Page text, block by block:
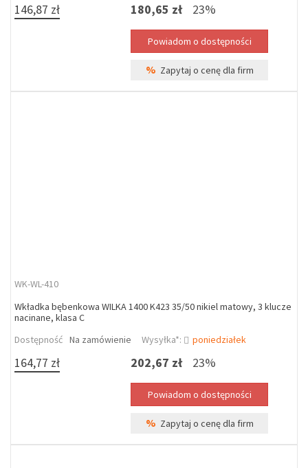
146,87 zł 180,65 zł 23%
% Zapytaj o cenę dla firm
WK-WL-410
Wkładka bębenkowa WILKA 1400 K423 35/50 nikiel matowy, 3 klucze
nacinane, klasa C
Dostępność Na zamówienie Wysyłka*: poniedziałek
164,77 zł 202,67 zł 23%
% Zapytaj o cenę dla firm